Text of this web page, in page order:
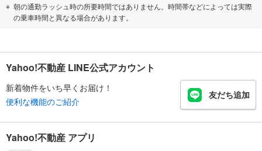
朝の通勤ラッシュ時の所要時間ではありません。時間帯などによっては実際
の乗車時間と異なる場合があります。
Yahoo!不動産 LINE公式アカウント
新着物件をいち早くお届け！
便利な機能のご紹介
友だち追加
Yahoo!不動産 アプリ